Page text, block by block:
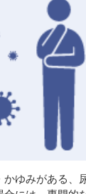
かゆみがある、